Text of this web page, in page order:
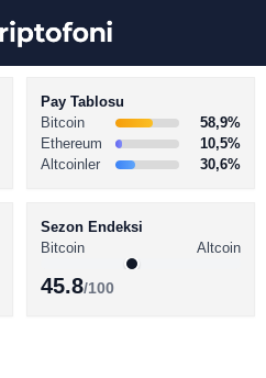
Pay Tablosu
Bitcoin
58,9%
Ethereum
10,5%
Altcoinler
30,6%
Sezon Endeksi
Bitcoin
Altcoin
45.8/100